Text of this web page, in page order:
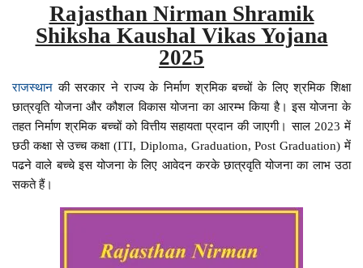
Rajasthan Nirman Shramik
Shiksha Kaushal Vikas Yojana
2025
राजस्थान की सरकार ने राज्य के निर्माण श्रमिक बच्चों के लिए श्रमिक शिक्षा
छात्रवृति योजना और कौशल विकास योजना का आरम्भ किया है। इस योजना के
तहत निर्माण श्रमिक बच्चों को वित्तीय सहायता प्रदान की जाएगी। साल 2023 में
छठी कक्षा से उच्च कक्षा (ITI, Diploma, Graduation, Post Graduation) में
पढने वाले बच्चे इस योजना के लिए आवेदन करके छात्रवृति योजना का लाभ उठा
सकते हैं।